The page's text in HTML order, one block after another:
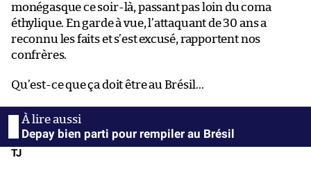
monégasque ce soir-là, passant pas loin du coma
éthylique. En garde à vue, l’attaquant de 30 ans a
reconnu les faits et s’est excusé, rapportent nos
confrères.
Qu’est-ce que ça doit être au Brésil…
Depay bien parti pour rempiler au Brésil
TJ